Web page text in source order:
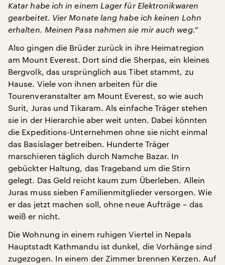
Katar habe ich in einem Lager für Elektronikwaren
gearbeitet. Vier Monate lang habe ich keinen Lohn
erhalten. Meinen Pass nahmen sie mir auch weg.“
Also gingen die Brüder zurück in ihre Heimatregion
am Mount Everest. Dort sind die Sherpas, ein kleines
Bergvolk, das ursprünglich aus Tibet stammt, zu
Hause. Viele von ihnen arbeiten für die
Tourenveranstalter am Mount Everest, so wie auch
Surit, Juras und Tikaram. Als einfache Träger stehen
sie in der Hierarchie aber weit unten. Dabei könnten
die Expeditions-Unternehmen ohne sie nicht einmal
das Basislager betreiben. Hunderte Träger
marschieren täglich durch Namche Bazar. In
gebückter Haltung, das Trageband um die Stirn
gelegt. Das Geld reicht kaum zum Überleben. Allein
Juras muss sieben Familienmitglieder versorgen. Wie
er das jetzt machen soll, ohne neue Aufträge – das
weiß er nicht.
Die Wohnung in einem ruhigen Viertel in Nepals
Hauptstadt Kathmandu ist dunkel, die Vorhänge sind
zugezogen. In einem der Zimmer brennen Kerzen. Auf